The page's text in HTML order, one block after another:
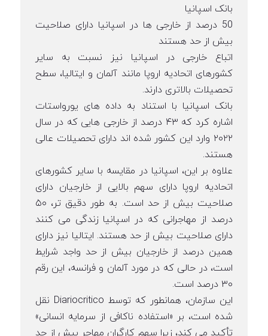
بانک اسپانیا
50 درصد از خارجی ها در اسپانیا دارای صلاحیت
بیش از حد هستند
اتباع خارجی در اسپانیا نیز نسبت به سایر
کشورهای اتحادیه اروپا مانند آلمان و ایتالیا، سطح
تحصیلات بالاتری دارند.
بانک اسپانیا با استناد به داده های یورواستات
اشاره کرد که ۴۳ درصد از خارجی هایی که در سال
۲۰۲۲ وارد این کشور شده اند دارای تحصیلات عالی
هستند.
علاوه بر این، اسپانیا در مقایسه با سایر کشورهای
اتحادیه اروپا دارای سهم بالایی از خارجیان دارای
صلاحیت بیش از حد است. به طور دقیق تر، ۵۰
درصد از مهاجرانی که در اسپانیا زندگی می کنند
دارای صلاحیت بیش از حد هستند. ایتالیا نیز دارای
همین درصد از خارجیان بیش از حد واجد شرایط
است، در حالی که در مورد آلمان و فرانسه، این رقم
۳۰ درصد است.
این سازمان، همانطور که توسط Diariocritico نقل
شده است، بر «استفاده ناکافی از سرمایه انسانی»
تأکید می کند، زیرا سهم کارگران مهاجر بیش از حد